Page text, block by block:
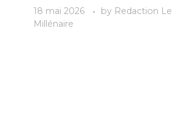
18 mai 2026 by Redaction Le
Millénaire